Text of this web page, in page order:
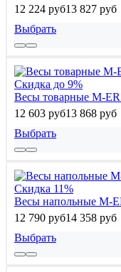
12 224 руб13 827 руб
Выбрать
Скидка до 9%
Весы товарные M-
12 603 руб13 868 руб
Выбрать
Скидка 11%
Весы напольные M-
12 790 руб14 358 руб
Выбрать